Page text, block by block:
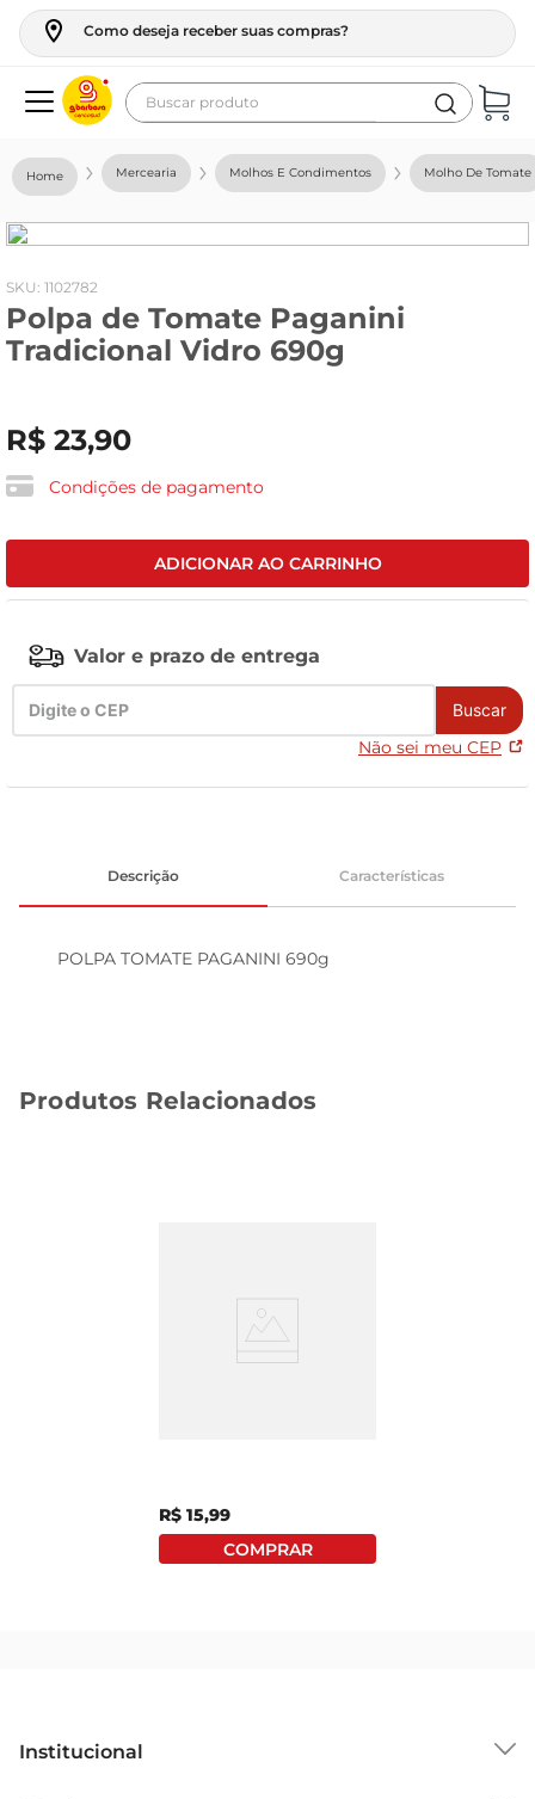
Como deseja receber suas compras?
Buscar produto
Mercearia Molhos E Condimentos Molho De Tomate
: 1102782
Polpa de Tomate Paganini
Tradicional Vidro 690g
R$ 23,90
Condições de pagamento
ADICIONAR AO CARRINHO
Valor e prazo de entrega
Buscar
Não sei meu CEP
Descrição Características
POLPA TOMATE PAGANINI 690g
Produtos Relacionados
R$ 15,99
Institucional
geladeira
fogao
café
cerveja
vinho
leite